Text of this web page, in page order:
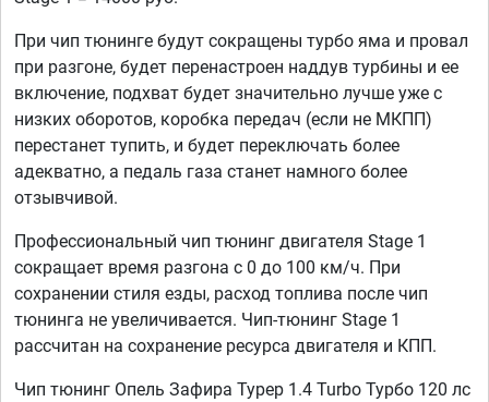
При чип тюнинге будут сокращены турбо яма и провал
при разгоне, будет перенастроен наддув турбины и ее
включение, подхват будет значительно лучше уже с
низких оборотов, коробка передач (если не МКПП)
перестанет тупить, и будет переключать более
адекватно, а педаль газа станет намного более
отзывчивой.
Профессиональный чип тюнинг двигателя Stage 1
сокращает время разгона с 0 до 100 км/ч. При
сохранении стиля езды, расход топлива после чип
тюнинга не увеличивается. Чип-тюнинг Stage 1
рассчитан на сохранение ресурса двигателя и КПП.
Чип тюнинг Опель Зафира Турер 1.4 Turbo Турбо 120 лс